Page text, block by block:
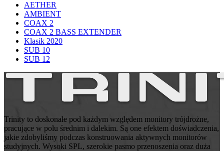
AETHER
AMBIENT
COAX 2
COAX 2 BASS EXTENDER
Klasik 2020
SUB 10
SUB 12
Trinity to doskonałe pod każdym względem monitory trójdrożne,
pracujące w polu średnim i dalekim. Są one efektem doświadczenia,
jakie zdobyliśmy podczas konstruowania aktywnych monitorów
studyjnych. Wysoki SPL, szerokie pasmo przenoszenia oraz duża